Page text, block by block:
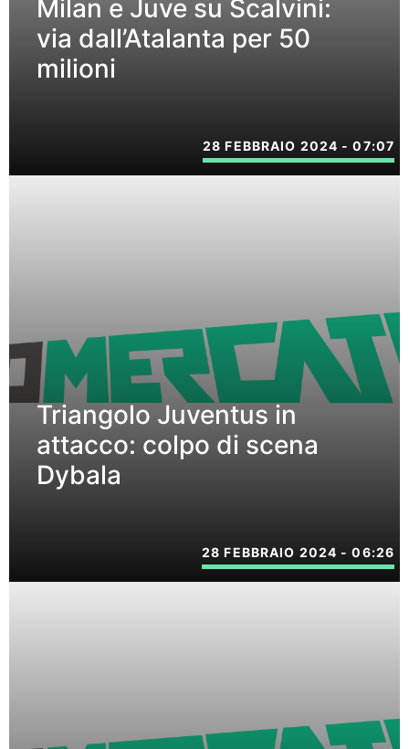
Milan e Juve su Scalvini:
via dall’Atalanta per 50
milioni
28 FEBBRAIO 2024 - 07:07
Triangolo Juventus in
attacco: colpo di scena
Dybala
28 FEBBRAIO 2024 - 06:26